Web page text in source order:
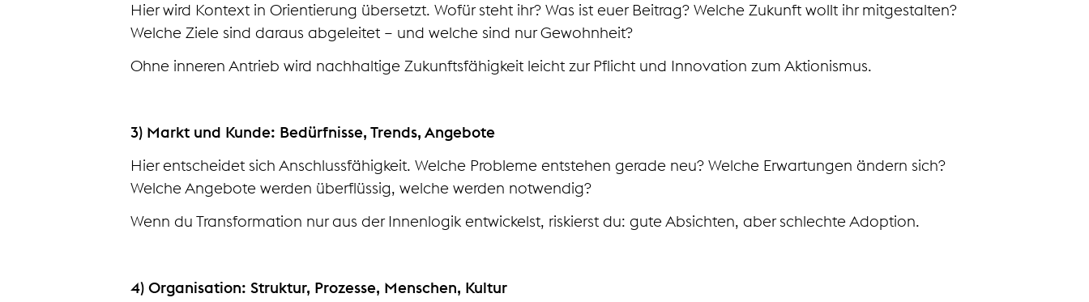
Hier wird Kontext in Orientierung übersetzt. Wofür steht ihr? Was ist euer Beitrag? Welche Zukunft wollt ihr mitgestalten?
Welche Ziele sind daraus abgeleitet – und welche sind nur Gewohnheit?
Ohne inneren Antrieb wird nachhaltige Zukunftsfähigkeit leicht zur Pflicht und Innovation zum Aktionismus.
3) Markt und Kunde: Bedürfnisse, Trends, Angebote
Hier entscheidet sich Anschlussfähigkeit. Welche Probleme entstehen gerade neu? Welche Erwartungen ändern sich?
Welche Angebote werden überflüssig, welche werden notwendig?
Wenn du Transformation nur aus der Innenlogik entwickelst, riskierst du: gute Absichten, aber schlechte Adoption.
4) Organisation: Struktur, Prozesse, Menschen, Kultur